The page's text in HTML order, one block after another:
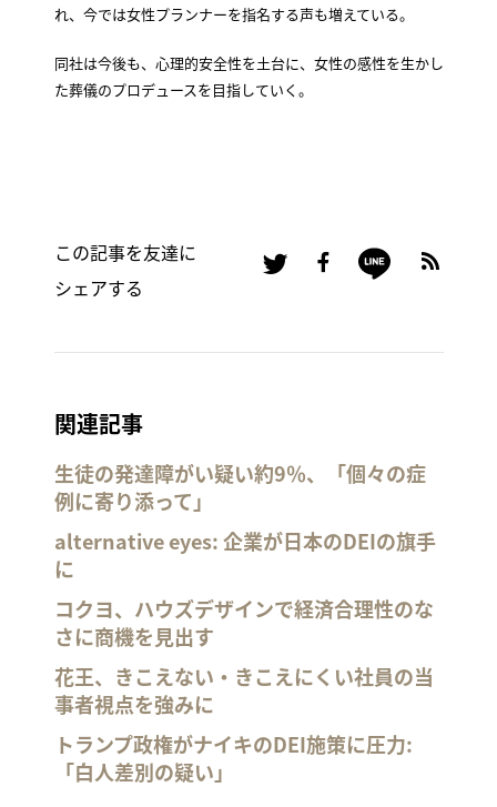
れ、今では女性プランナーを指名する声も増えている。
同社は今後も、心理的安全性を土台に、女性の感性を生かし
た葬儀のプロデュースを目指していく。
この記事を友達に
シェアする
関連記事
生徒の発達障がい疑い約9％、「個々の症
例に寄り添って」
alternative eyes: 企業が日本のDEIの旗手
に
コクヨ、ハウズデザインで経済合理性のな
さに商機を見出す
花王、きこえない・きこえにくい社員の当
事者視点を強みに
トランプ政権がナイキのDEI施策に圧力:
「白人差別の疑い」